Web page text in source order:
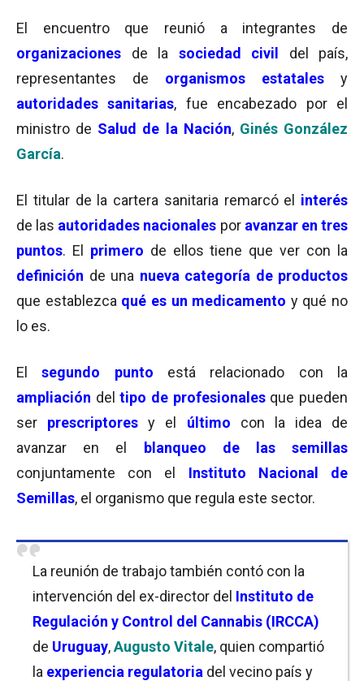
El encuentro que reunió a integrantes de
organizaciones
de la sociedad civil del país,
representantes de organismos estatales
y
autoridades sanitarias, fue encabezado por el
ministro de Salud de la Nación, Ginés González
García.
El titular de la cartera sanitaria remarcó el interés
de las autoridades nacionales por avanzar en tres
puntos. El primero de ellos tiene que ver con la
definición de una nueva categoría de productos
que establezca qué es un medicamento y qué no
lo es.
El segundo punto está relacionado con la
ampliación del tipo de profesionales que pueden
ser prescriptores y el último
con la idea de
avanzar en el
blanqueo de las semillas
conjuntamente con el Instituto Nacional de
Semillas, el organismo que regula este sector.
La reunión de trabajo también contó con la
intervención del ex-director del Instituto de
Regulación y Control del Cannabis (IRCCA)
de Uruguay,Augusto Vitale, quien compartió
la experiencia regulatoria del vecino país y